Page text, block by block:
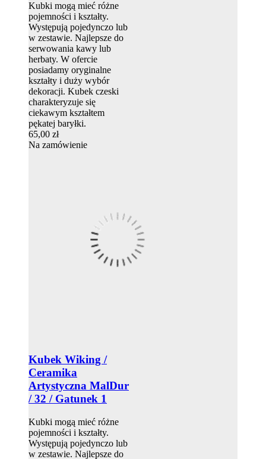
Kubki mogą mieć różne
pojemności i kształty.
Występują pojedynczo lub
w zestawie. Najlepsze do
serwowania kawy lub
herbaty. W ofercie
posiadamy oryginalne
kształty i duży wybór
dekoracji. Kubek czeski
charakteryzuje się
ciekawym kształtem
pękatej baryłki.
65,00 zł
Na zamówienie
Kubek Wiking /
Ceramika
Artystyczna MalDur
/ 32 / Gatunek 1
Kubki mogą mieć różne
pojemności i kształty.
Występują pojedynczo lub
w zestawie. Najlepsze do